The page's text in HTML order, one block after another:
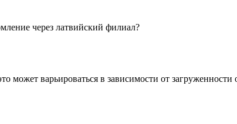
через латвийский филиал?
может варьироваться в зависимости от